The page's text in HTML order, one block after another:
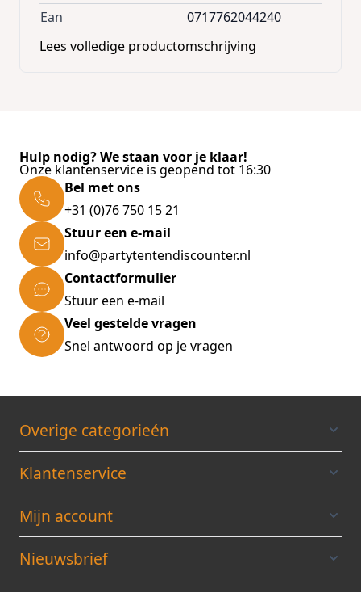
Ean
0717762044240
Lees volledige productomschrijving
Hulp nodig? We staan voor je klaar!
Onze klantenservice is geopend tot 16:30
Bel met ons
+31 (0)76 750 15 21
Stuur een e-mail
info@partytentendiscounter.nl
Contactformulier
Stuur een e-mail
Veel gestelde vragen
Snel antwoord op je vragen
Overige categorieén
Klantenservice
Mijn account
Nieuwsbrief